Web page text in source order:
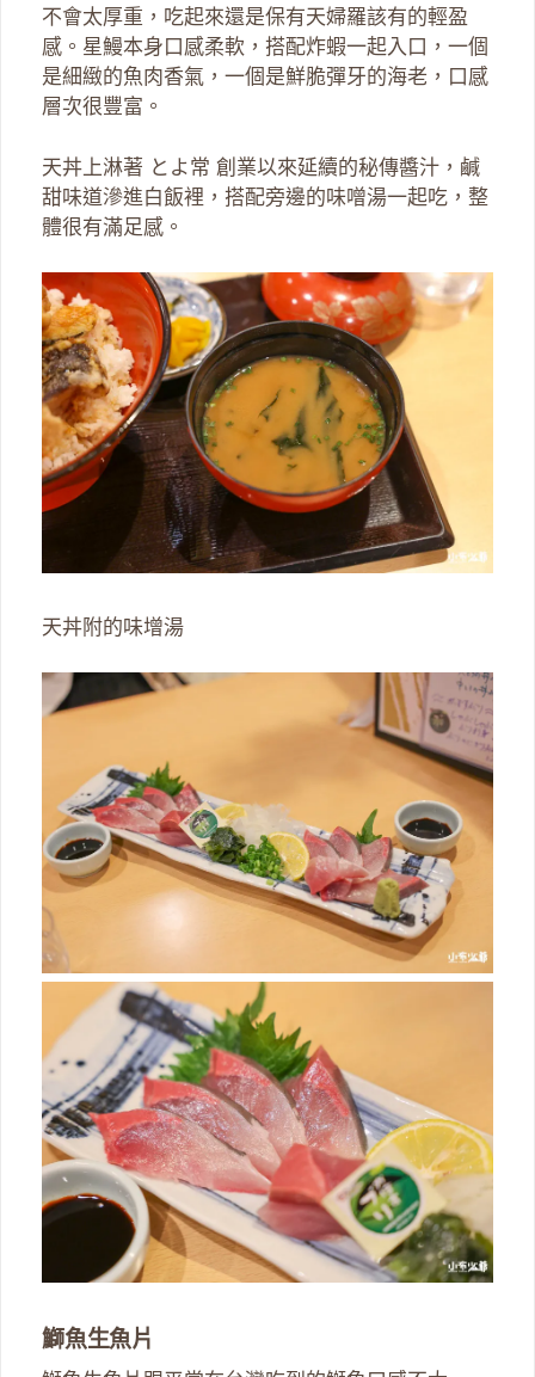
不會太厚重，吃起來還是保有天婦羅該有的輕盈
感。星鰻本身口感柔軟，搭配炸蝦一起入口，一個
是細緻的魚肉香氣，一個是鮮脆彈牙的海老，口感
層次很豐富。
天丼上淋著 とよ常 創業以來延續的秘傳醬汁，鹹
甜味道滲進白飯裡，搭配旁邊的味噌湯一起吃，整
體很有滿足感。
天丼附的味增湯
鰤魚生魚片